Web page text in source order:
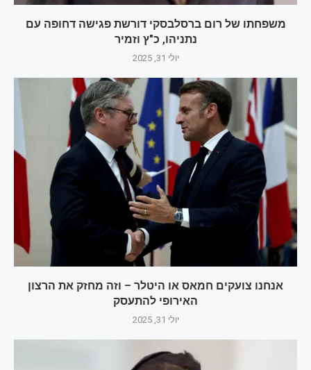
משפחתו של רום ברסלבסקי דורשת פגישה דחופה עם
נתניהו, כ"ץ וזמיר
יולי 31, 2025
אנחנו צועקים חמאס או היטלר – וזה מחזק את הרצון
האירופי להתעסק
יולי 31, 2025